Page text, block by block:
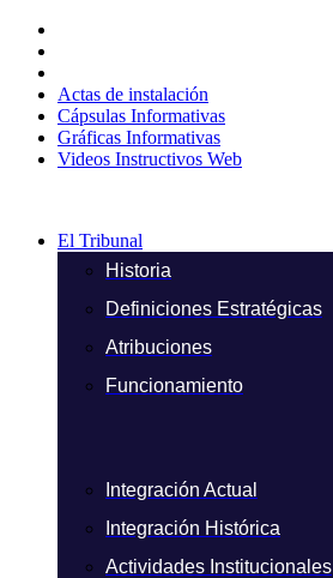
contenido
Actas de instalación
Cápsulas Informativas
Gráficas Informativas
Videos Instructivos Web
El Tribunal
Historia
Definiciones Estratégicas
Atribuciones
Funcionamiento
Integración Actual
Integración Histórica
Actividades Institucionales